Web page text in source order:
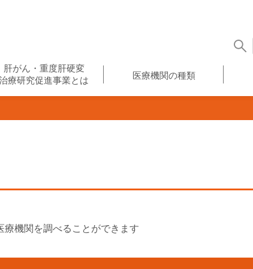
肝がん・重度肝硬変
療研究促進事業とは
医療機関の種類
療機関を調べることができます